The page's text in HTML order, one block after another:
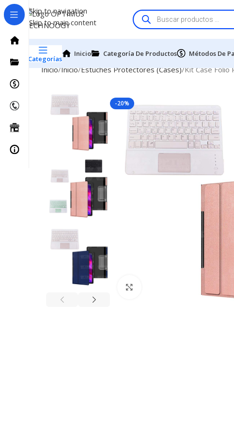
Skip to navigation
Skip to main content
Categorías
Inicio Categoría De Productos Métodos De
Inicio Inicio Estuches Protectores (Cases) Kit Case Folio
-20%